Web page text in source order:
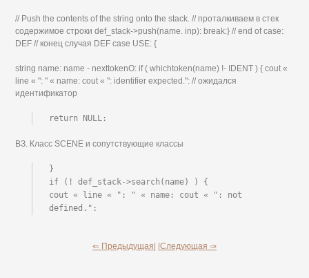
// Push the contents of the string onto the stack. // проталкиваем в стек
содержимое строки def_stack->push(name. inp): break:} // end of case:
DEF // конец случая DEF case USE: {
string name: name - nexttokenO: if ( whichtoken(name) !- IDENT ) { cout «
line « ": " « name: cout « ": identifier expected.": // ожидался
идентификатор
return NULL:
ВЗ. Класс SCENE и сопутствующие классы
}
if (! def_stack->search(name) ) {
cout « line « ": " « name: cout « ": not
defined.":
⇐ Предыдущая| |Следующая ⇒